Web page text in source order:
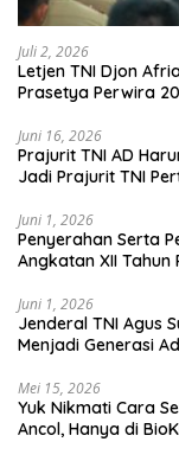
Juli 2, 2026
Letjen TNI Djon
Prasetya Perwira
Juni 16, 2026
Prajurit TNI AD
Jadi Prajurit TNI
Juni 1, 2026
Penyerahan Serta
Angkatan XII
Juni 1, 2026
Jenderal TNI Agus
Menjadi Generasi
Mei 15, 2026
Yuk Nikmati Cara
Ancol, Hanya di